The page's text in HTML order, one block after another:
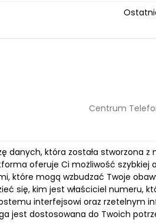
Centrum
danych, która została stworzona z
oferuje Ci możliwość szybkiej
które mogą wzbudzać Twoje
się, kim jest właściciel numeru,
interfejsowi oraz rzetelnym
jest dostosowana do Twoich